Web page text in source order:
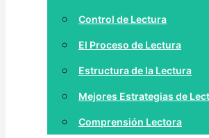
Control de Lectura
El Proceso de Lectura
Estructura de la Lectura
Mejores Estrategias de
Comprensión Lectora